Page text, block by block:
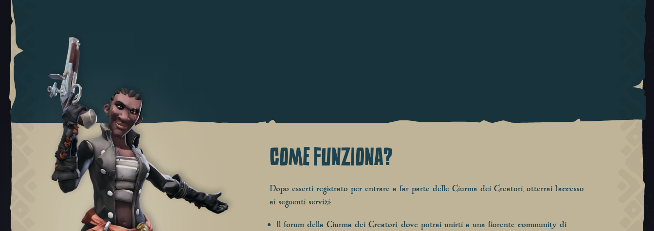
COME FUNZIONA?
Dopo esserti registrato per entrare a far parte delle Ciurma dei Creatori, otterrai l'accesso
ai seguenti servizi:
Il forum della Ciurma dei Creatori, dove potrai unirti a una fiorente community di